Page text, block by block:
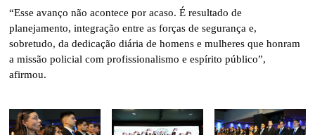
“Esse avanço não acontece por acaso. É resultado de
planejamento, integração entre as forças de segurança e,
sobretudo, da dedicação diária de homens e mulheres que honram
a missão policial com profissionalismo e espírito público”,
afirmou.